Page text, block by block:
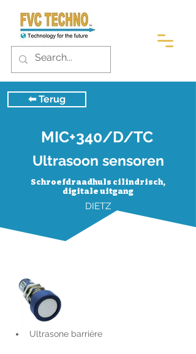
⬅︎ Terug
MIC+340/D/TC
Ultrasoon sensoren
Schroefdraadhuls cilindrisch,
digitale uitgang
DIETZ
Ultrasone barrière